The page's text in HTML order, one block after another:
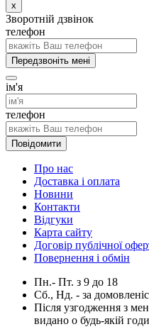
x
Зворотній дзвінок
телефон
Передзвоніть мені
ім'я
телефон
Повідомити
Про нас
Доставка і оплата
Новини
Контакти
Відгуки
Карта сайту
Договір публічної
Повернення і обмін
Пн.- Пт. з 9 до 18
Сб., Нд. - за
Після узгодження з
видано о будь-якій